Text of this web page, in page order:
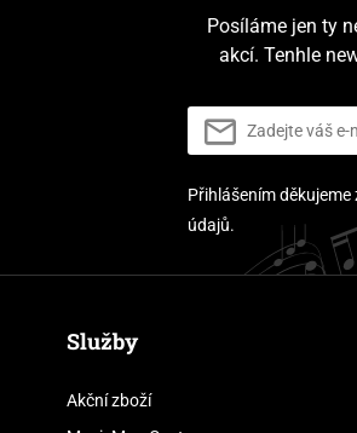
Posíláme jen ty
akcí. Tenhle
Přihlášením
údajů.
Služby
Akční zboží